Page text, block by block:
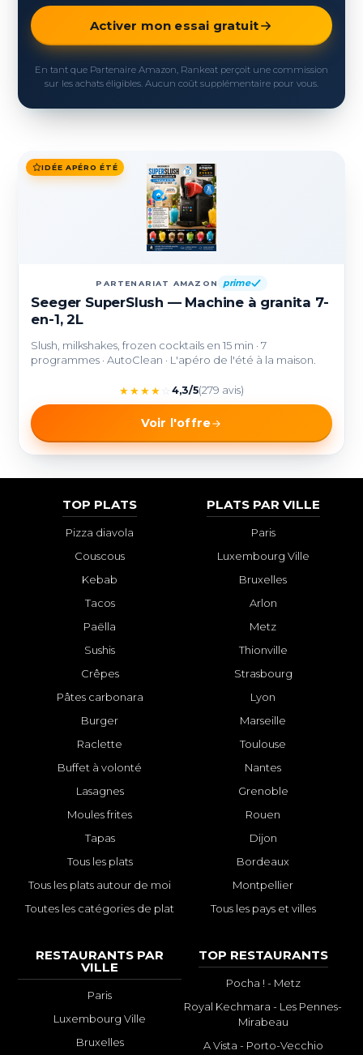
Activer mon essai gratuit
En tant que Partenaire Amazon, Rankeat perçoit une commission
sur les achats éligibles. Aucun coût supplémentaire pour vous.
IDÉE APÉRO ÉTÉ
PARTENARIAT AMAZON prime
Seeger SuperSlush — Machine à granita 7-
en-1, 2L
Slush, milkshakes, frozen cocktails en 15 min · 7
programmes · AutoClean · L'apéro de l'été à la maison.
★★★★ 4,3/5(279 avis)
Voir l'offre
TOP PLATS
Pizza diavola
Couscous
Kebab
Tacos
Paëlla
Sushis
Crêpes
Pâtes carbonara
Burger
Raclette
Buffet à volonté
Lasagnes
Moules frites
Tapas
Tous les plats
Tous les plats autour de moi
Toutes les catégories de plat
PLATS PAR VILLE
Paris
Luxembourg Ville
Bruxelles
Arlon
Metz
Thionville
Strasbourg
Lyon
Marseille
Toulouse
Nantes
Grenoble
Rouen
Dijon
Bordeaux
Montpellier
Tous les pays et villes
RESTAURANTS PAR
VILLE
Paris
Luxembourg Ville
Bruxelles
TOP RESTAURANTS
Pocha ! - Metz
Royal Kechmara - Les Pennes-
Mirabeau
A Vista - Porto-Vecchio